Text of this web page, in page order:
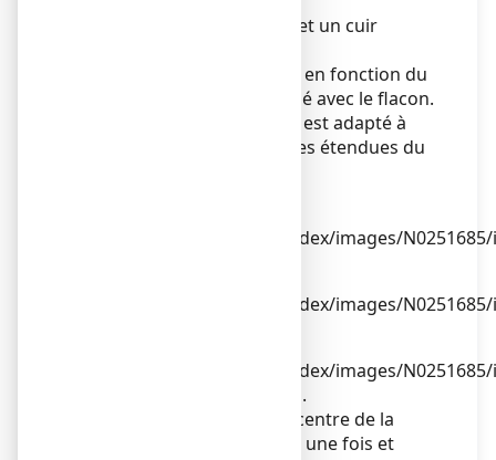
Appliquer sur des cheveux et un cuir
Le mode d’application varie en fonction du
système de délivrance utilisé avec le flacon.
ce système est adapté à
l'application sur des surfaces étendues du
1. Retirer le capot du flacon.
2. Diriger la pompe vers le centre de la
surface à traiter, l'actionner une fois et